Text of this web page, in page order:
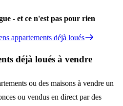
- et ce n'est pas pour rien
appartements déjà loués
déjà loués à vendre
ou des maisons à vendre un
ou vendus en direct par des